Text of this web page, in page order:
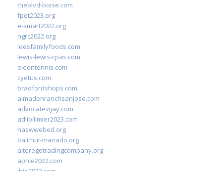
theblvd-boise.com
fpet2023.org
e-smart2022.org
ngrc2022.org
leesfamilyfoods.com
lewis-lewis-cpas.com
eleontennis.com
cyetus.com
bradfordshops.com
almadenranchsanjose.com
advocatevijay.com
adlibilimler2023.com
naswwebed.org
balithut-manado.org
alteregotradingcompany.org
aprce2022.com